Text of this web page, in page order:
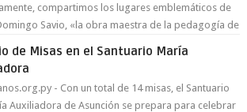
compartimos los lugares emblemáticos de
Savio, «la obra maestra de la pedagogía de
de Misas en el Santuario María
- Con un total de 14 misas, el Santuario
Auxiliadora de Asunción se prepara para celebrar